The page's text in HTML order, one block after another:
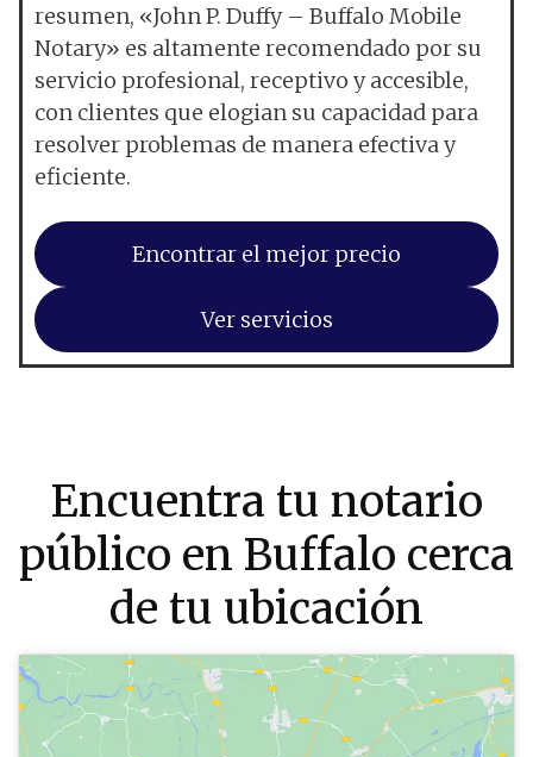
resumen, «John P. Duffy – Buffalo Mobile
Notary» es altamente recomendado por su
servicio profesional, receptivo y accesible,
con clientes que elogian su capacidad para
resolver problemas de manera efectiva y
eficiente.
Encontrar el mejor precio
Ver servicios
Encuentra tu notario
público en Buffalo cerca
de tu ubicación